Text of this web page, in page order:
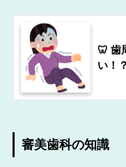
🦷 歯
い！
審美歯科の知識